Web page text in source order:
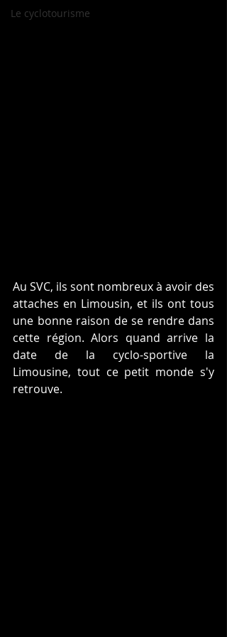
Le cyclotourisme
Au SVC, ils sont nombreux à avoir des
attaches en Limousin, et ils ont tous
une bonne raison de se rendre dans
cette région. Alors quand arrive la
date de la cyclo-sportive la
Limousine, tout ce petit monde s'y
retrouve.